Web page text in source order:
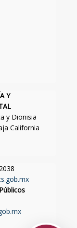
Y
y Dionisia
California